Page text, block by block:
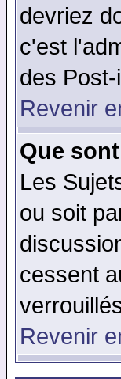
devriez
c'est
des
Revenir
Que
Les
ou soit
cessent
Revenir